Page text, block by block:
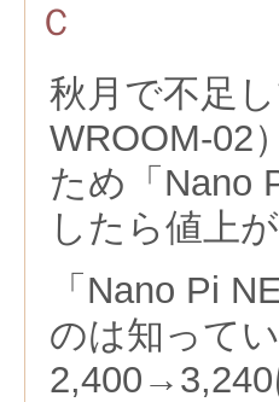
Ｃ
秋月で不足
WROOM-02
ため「Nano
したら値上
「Nano Pi
のは知って